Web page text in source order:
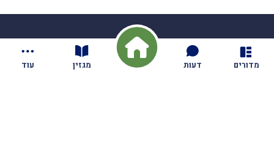
מדורים דעות מגזין עוד